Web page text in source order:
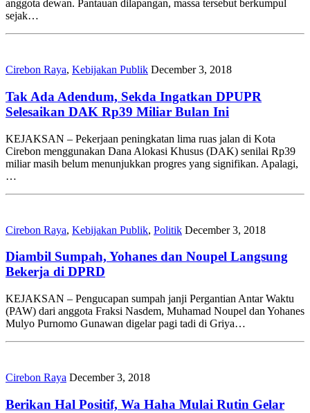
anggota dewan. Pantauan dilapangan, massa tersebut berkumpul
sejak…
Cirebon Raya, Kebijakan Publik December 3, 2018
Tak Ada Adendum, Sekda Ingatkan DPUPR
Selesaikan DAK Rp39 Miliar Bulan Ini
KEJAKSAN – Pekerjaan peningkatan lima ruas jalan di Kota
Cirebon menggunakan Dana Alokasi Khusus (DAK) senilai Rp39
miliar masih belum menunjukkan progres yang signifikan. Apalagi,
…
Cirebon Raya, Kebijakan Publik, Politik December 3, 2018
Diambil Sumpah, Yohanes dan Noupel Langsung
Bekerja di DPRD
KEJAKSAN – Pengucapan sumpah janji Pergantian Antar Waktu
(PAW) dari anggota Fraksi Nasdem, Muhamad Noupel dan Yohanes
Mulyo Purnomo Gunawan digelar pagi tadi di Griya…
Cirebon Raya December 3, 2018
Berikan Hal Positif, Wa Haha Mulai Rutin Gelar